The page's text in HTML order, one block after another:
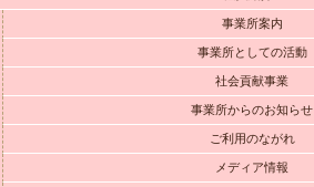
事業所案内
事業所としての活動
社会貢献事業
事業所からのお知らせ
ご利用のながれ
メディア情報